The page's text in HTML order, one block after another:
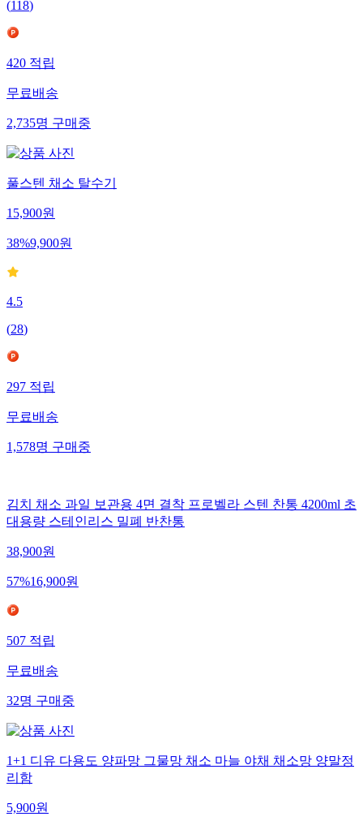
(118)
420적립
무료배송
2,735명구매중
풀스텐 채소 탈수기
15,900원
38%9,900원
4.5
(28)
297적립
무료배송
1,578명구매중
김치 채소 과일 보관용 4면 결착 프로벨라 스텐 찬통 4200ml 초
대용량 스테인리스 밀폐 반찬통
38,900원
57%16,900원
507적립
무료배송
32명구매중
1+1 디유 다용도 양파망 그물망 채소 마늘 야채 채소망 양말정
리함
5,900원